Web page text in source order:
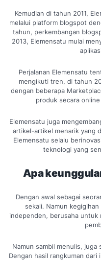
Kemudian di tahun 2011,
melalui platform blogspot
tahun, perkembangan
2013, Elemensatu mulai
Perjalanan Elemensatu
mengikuti tren, di tahun
dengan beberapa
produk secara
Elemensatu juga
artikel-artikel menarik yang
Elemensatu selalu
teknologi yang
Apa
Dengan awal sebagai
sekali. Namun
independen, berusaha untuk
Namun sambil menulis, juga
Dengan hasil rangkuman